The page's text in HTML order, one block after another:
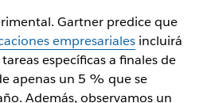
Gartner predice que
empresarialesincluirá
específicas a finales de
apenas un 5 % que se
Además, observamos un